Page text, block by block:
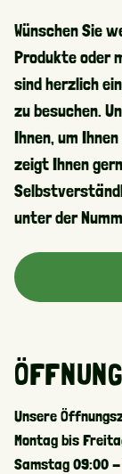
Wünschen Sie
Produkte oder
sind herzlich
zu besuchen.
Ihnen, um
zeigt Ihnen
unter der
Unsere
Montag bis
Samstag 09:00